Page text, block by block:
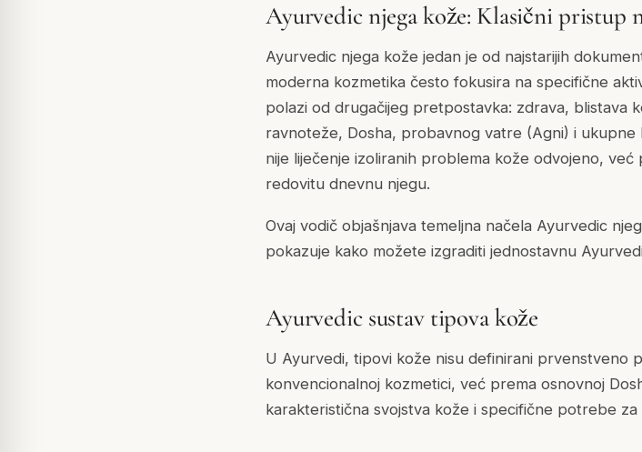
Ayurvedic njega kože: Klasični pristup
Ayurvedic njega kože jedan je od najstarijih
moderna kozmetika često fokusira na specifične
polazi od drugačijeg pretpostavka: zdrava, blistava
ravnoteže, Dosha, probavnog vatre (Agni) i ukupne
nije liječenje izoliranih problema kože odvojeno,
redovitu dnevnu njegu.
Ovaj vodič objašnjava temeljna načela Ayurvedic
pokazuje kako možete izgraditi jednostavnu
Ayurvedic sustav tipova kože
U Ayurvedi, tipovi kože nisu definirani prvenstveno
konvencionalnoj kozmetici, već prema osnovnoj
karakteristična svojstva kože i specifične potrebe za